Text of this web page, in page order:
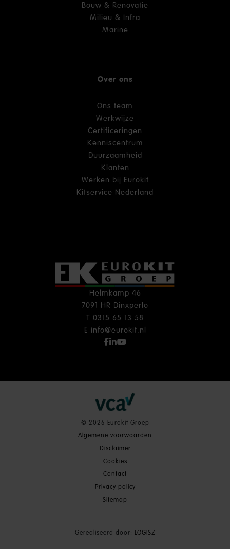
Bouw & Renovatie
Milieu & Infra
Marine
Over ons
Ons team
Werkwijze
Certificeringen
Kenniscentrum
Duurzaamheid
Klanten
Werken bij Eurokit
Kitservice Nederland
Helmkamp 46
7091 HR Dinxperlo
T 0315 65 13 58
E info@eurokit.nl
© 2026 Eurokit Groep
Algemene voorwaarden
Disclaimer
Cookies
Contact
Privacy policy
Sitemap
Gerealiseerd door: LOGISZ